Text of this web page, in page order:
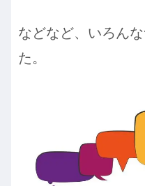
などなど、いろん
た。